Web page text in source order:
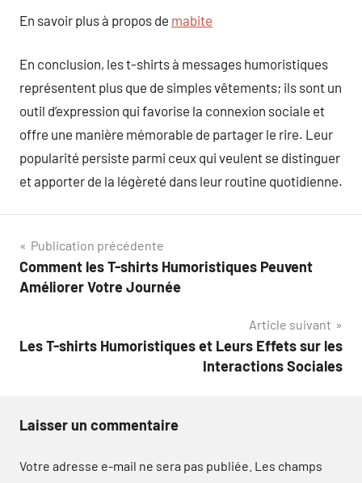
En savoir plus à propos de mabite
En conclusion, les t-shirts à messages humoristiques
représentent plus que de simples vêtements; ils sont un
outil d’expression qui favorise la connexion sociale et
offre une manière mémorable de partager le rire. Leur
popularité persiste parmi ceux qui veulent se distinguer
et apporter de la légèreté dans leur routine quotidienne.
Navigation
de
Publication précédente
Comment les T-shirts Humoristiques Peuvent
Améliorer Votre Journée
Article suivant
Les T-shirts Humoristiques et Leurs Effets sur les
Interactions Sociales
Laisser un commentaire
Votre adresse e-mail ne sera pas publiée. Les champs